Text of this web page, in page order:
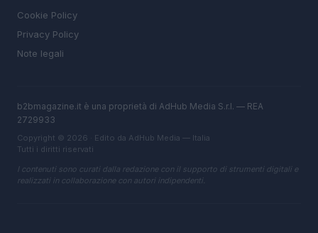
Cookie Policy
Privacy Policy
Note legali
b2bmagazine.it è una proprietà di AdHub Media S.r.l. — REA
2729933
Copyright © 2026 · Edito da AdHub Media — Italia
Tutti i diritti riservati
I contenuti sono curati dalla redazione con il supporto di strumenti digitali e
realizzati in collaborazione con autori indipendenti.